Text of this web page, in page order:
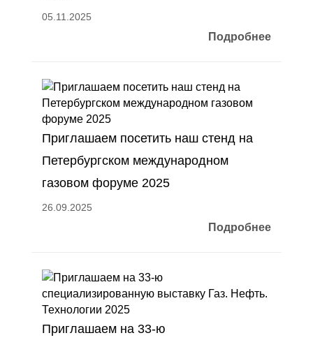
05.11.2025
Подробнее
Приглашаем посетить наш стенд на
Петербургском международном
газовом форуме 2025
26.09.2025
Подробнее
Приглашаем на 33-ю